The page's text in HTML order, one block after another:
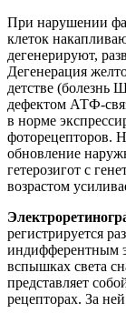
При нарушении
клеток
дегенерируют,
Дегенерация
детстве (болезнь
дефектом АТФ-
в норме
фоторецепторов.
обновление
гетерозигот с
возрастом
регистрируется
индифферентным
вспышках света
представляет
рецепторах. За ней